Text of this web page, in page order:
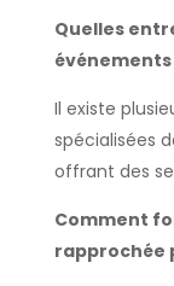
Quelles
Il existe
spécialisées
offrant des
Comment
rapprochée